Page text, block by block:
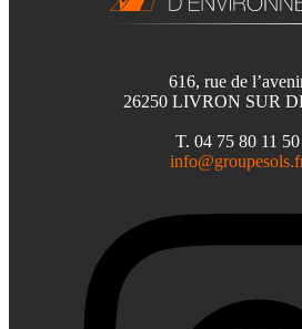
616, rue de
26250 LIVRON SUR
T. 04 75 80 11 50